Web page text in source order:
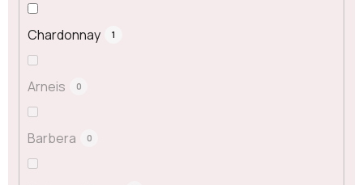
Chardonnay 1
Arneis 0
Barbera 0